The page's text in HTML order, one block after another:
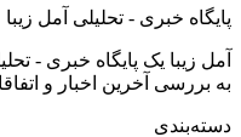
پایگاه خبری - تحلیلی آمل زیبا
آمل زیبا یک پایگاه خبری -
به بررسی آخرین اخبار و
دسته‌بندی